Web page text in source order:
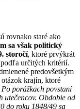
rovnako staré ako
sa však politický
storočí, ktoré prvýkrát
určitých kritérií.
predovšetkým
krajín, ktoré
Po porážkach povstaní
utečencov. Obdobie od
do roku 1848/49 sa